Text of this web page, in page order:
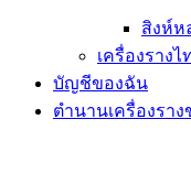
สิงห์ห
เครื่องรางไ
บัญชีของฉัน
ตำนานเครื่องราง